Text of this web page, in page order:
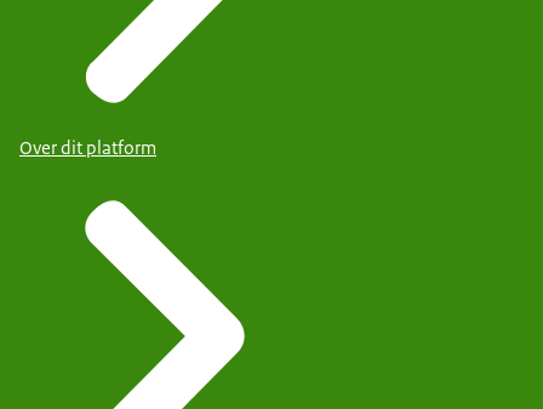
Over dit platform